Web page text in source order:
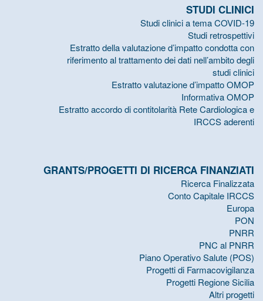
STUDI CLINICI
Studi clinici a tema COVID-19
Studi retrospettivi
Estratto della valutazione d’impatto condotta con
riferimento al trattamento dei dati nell’ambito degli
studi clinici
Estratto valutazione d’impatto OMOP
Informativa OMOP
Estratto accordo di contitolarità Rete Cardiologica e
IRCCS aderenti
GRANTS/PROGETTI DI RICERCA FINANZIATI
Ricerca Finalizzata
Conto Capitale IRCCS
Europa
PON
PNRR
PNC al PNRR
Piano Operativo Salute (POS)
Progetti di Farmacovigilanza
Progetti Regione Sicilia
Altri progetti